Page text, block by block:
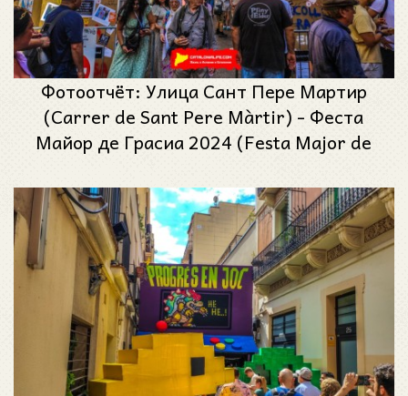
Фотоотчёт: Улица Сант Пере Мартир
(Carrer de Sant Pere Màrtir) - Феста
Майор де Грасиа 2024 (Festa Major de